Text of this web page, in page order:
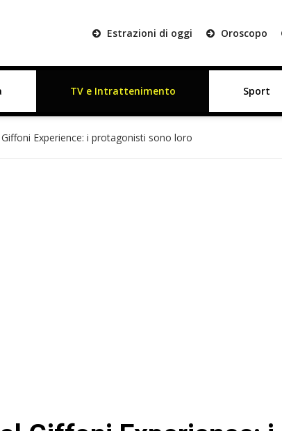
Estrazioni di oggi Oroscopo
TV e Intrattenimento Sport
Experience: i protagonisti sono loro